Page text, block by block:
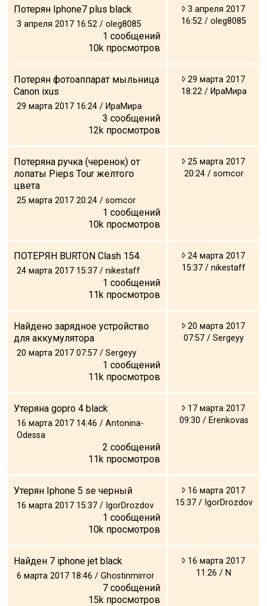
Потерян Iphone7 plus black
3 апреля 2017 16:52 / oleg8085
1 сообщений
10k просмотров
3 апреля 2017
16:52 / oleg8085
Потерян фотоаппарат мыльница
Canon ixus
29 марта 2017 16:24 / ИраМира
3 сообщений
12k просмотров
29 марта 2017
18:22 / ИраМира
Потеряна ручка (черенок) от
лопаты Pieps Tour желтого
цвета
25 марта 2017 20:24 / somcor
1 сообщений
10k просмотров
25 марта 2017
20:24 / somcor
ПОТЕРЯН BURTON Clash 154.
24 марта 2017 15:37 / nikestaff
1 сообщений
11k просмотров
24 марта 2017
15:37 / nikestaff
Найдено зарядное устройство
для аккумулятора
20 марта 2017 07:57 / Sergeyy
1 сообщений
11k просмотров
20 марта 2017
07:57 / Sergeyy
Утеряна gopro 4 black
16 марта 2017 14:46 / Antonina-
Odessa
2 сообщений
11k просмотров
17 марта 2017
09:30 / Erenkovas
Утерян Iphone 5 se черный
16 марта 2017 15:37 / IgorDrozdov
1 сообщений
10k просмотров
16 марта 2017
15:37 / IgorDrozdov
Найден 7 iphone jet black
6 марта 2017 18:46 / Ghostinmirror
7 сообщений
15k просмотров
16 марта 2017
11:26 / N